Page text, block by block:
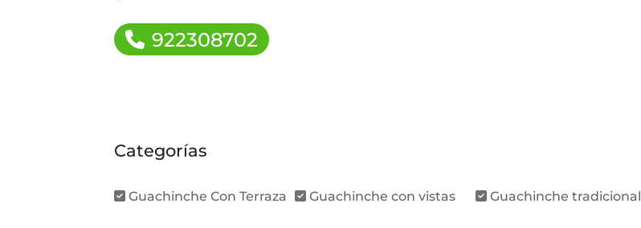
922308702
Categorías
Guachinche Con Terraza Guachinche con vistas Guachinche tradicional